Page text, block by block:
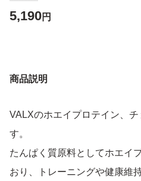
5,190円
商品説明
VALXのホエイプロテイン、
す。
たんぱく質原料としてホエイ
おり、トレーニングや健康維